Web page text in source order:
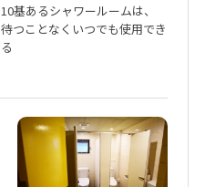
10基あるシャワールームは、
待つことなくいつでも使用でき
る